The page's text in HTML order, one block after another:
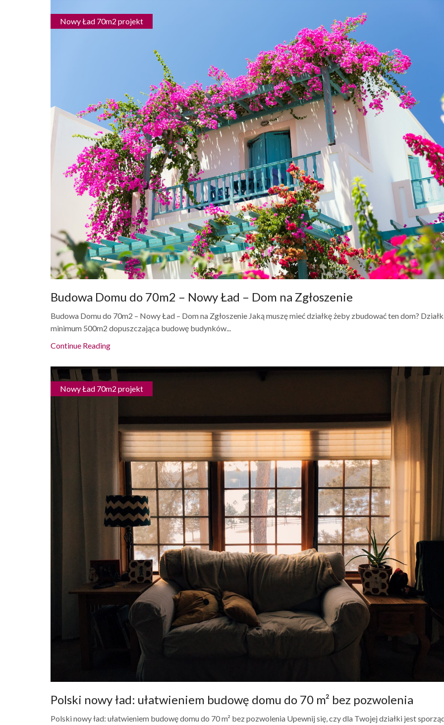
Nowy Ład 70m2 projekt
Budowa Domu do 70m2 – Nowy Ład – Dom na Zgłoszenie
Budowa Domu do 70m2 – Nowy Ład – Dom na Zgłoszenie Jaką muszę mieć działkę żeby zbudować ten dom?
minimum 500m2 dopuszczająca budowę budynków...
Continue Reading
Nowy Ład 70m2 projekt
Polski nowy ład: ułatwieniem budowę domu do 70 m² bez pozwolenia
Polski nowy ład: ułatwieniem budowę domu do 70 m² bez pozwolenia Upewnij się, czy dla Twojej działki jest